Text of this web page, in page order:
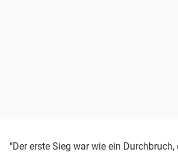
"Der erste Sieg war wie ein Durchbruch,